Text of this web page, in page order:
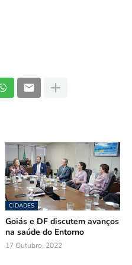
CIDADES
Goiás e DF discutem avanços
na saúde do Entorno
17 Outubro, 2022